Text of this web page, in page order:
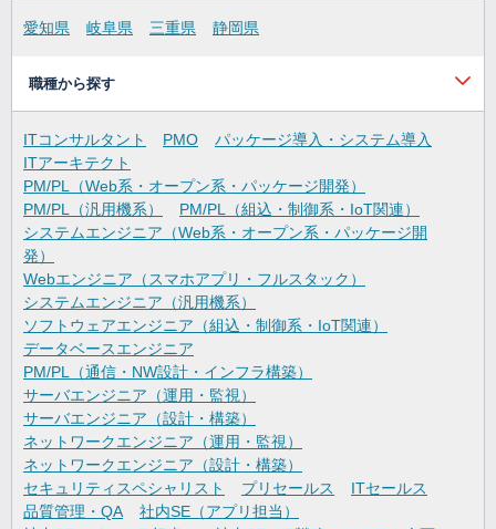
愛知県 岐阜県 三重県 静岡県
職種から探す
ITコンサルタント PMO
パッケージ導入・システム導入
ITアーキテクト
PM/PL（Web系・オープン系・パッケージ開発）
PM/PL（汎用機系）
PM/PL（組込・制御系・IoT関連）
システムエンジニア（Web系・オープン系・パッケージ開
発）
Webエンジニア（スマホアプリ・フルスタック）
システムエンジニア（汎用機系）
ソフトウェアエンジニア（組込・制御系・IoT関連）
データベースエンジニア
PM/PL（通信・NW設計・インフラ構築）
サーバエンジニア（運用・監視）
サーバエンジニア（設計・構築）
ネットワークエンジニア（運用・監視）
ネットワークエンジニア（設計・構築）
セキュリティスペシャリスト
プリセールス
ITセールス
品質管理・QA
社内SE（アプリ担当）